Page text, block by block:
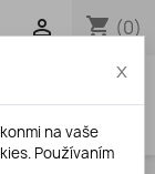
shopping_cart (0)

x
na vaše
Používaním